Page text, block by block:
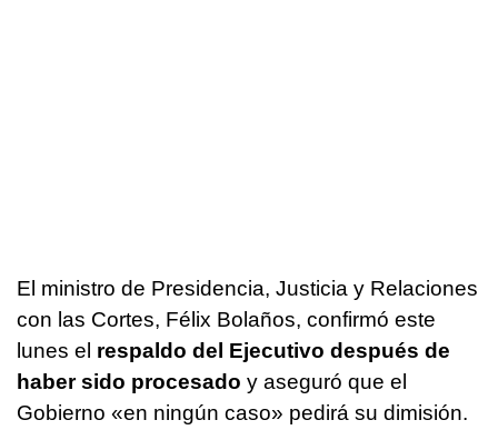
El ministro de Presidencia, Justicia y Relaciones
con las Cortes, Félix Bolaños, confirmó este
lunes el respaldo del Ejecutivo después de
haber sido procesado y aseguró que el
Gobierno «en ningún caso» pedirá su dimisión.